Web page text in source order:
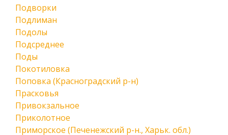
Подворки
Подлиман
Подолы
Подсреднее
Поды
Покотиловка
Поповка (Красноградский р-н)
Прасковья
Привокзальное
Приколотное
Приморское (Печенежский р-н., Харьк. обл.)